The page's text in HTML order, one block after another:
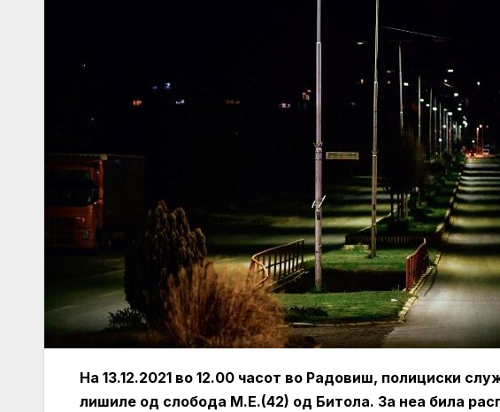
На 13.12.2021 во 12.00 часот во Радовиш, полициски
лишиле од слобода М.Е.(42) од Битола. За неа била